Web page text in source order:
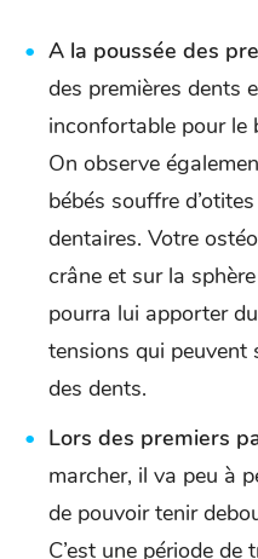
A la poussée des
des premières dents
inconfortable pour le
On observe
bébés souffre
dentaires. Votre
crâne et sur la
pourra lui apporter
tensions qui peuvent
des dents.
Lors des premiers
marcher, il va peu à
de pouvoir tenir
C’est une période